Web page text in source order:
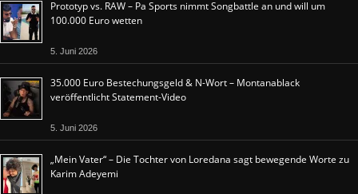
Prototyp vs. RAW – Pa Sports nimmt Songbattle an und will um
100.000 Euro wetten
5. Juni 2026
35.000 Euro Bestechungsgeld & N-Wort – Montanablack
veröffentlicht Statement-Video
5. Juni 2026
„Mein Vater“ – Die Tochter von Loredana sagt bewegende Worte zu
Karim Adeyemi